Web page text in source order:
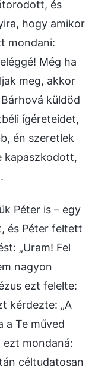
és
hogy amikor
mondani:
Még ha
meg, akkor
küldöd
ígéreteidet,
én szeretlek
kapaszkodott,
Péter is – egy
és Péter feltett
„Uram! Fel
nagyon
ezt felelte:
kérdezte: „A
a Te műved
mondaná:
céltudatosan